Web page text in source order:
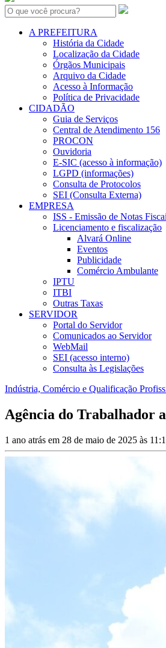
Search:
A PREFEITURA
História da Cidade
Localização da Cidade
Órgãos Municipais
Arquivo da Cidade
Acesso à Informação
Política de Privacidade
CIDADÃO
Guia de Serviços
Central de Atendimento 156
PROCON
Ouvidoria
E-SIC (acesso à informação)
LGPD (informações)
Consulta de Protocolos
SEI (Consulta Externa)
EMPRESA
ISS - Emissão de Notas
Licenciamento e fiscalização
Alvará Online
Eventos
Publicidade
Comércio Ambulante
IPTU
ITBI
Outras Taxas
SERVIDOR
Portal do Servidor
Comunicados ao Servidor
WebMail
SEI (acesso interno)
Consulta às Legislações
Indústria, Comércio e Qualificação
Agência do Trabalhador
1 ano atrás em 28 de maio de 2025 às